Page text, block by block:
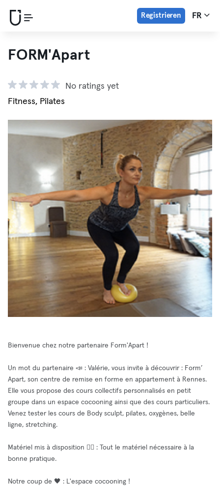
Registrieren FR
FORM'Apart
No ratings yet
Fitness, Pilates
Bienvenue chez notre partenaire Form'Apart !
Un mot du partenaire 📣 : Valérie, vous invite à découvrir : Form’
Apart, son centre de remise en forme en appartement à Rennes.
Elle vous propose des cours collectifs personnalisés en petit
groupe dans un espace cocooning ainsi que des cours particuliers.
Venez tester les cours de Body sculpt, pilates, oxygènes, belle
ligne, stretching.
Matériel mis à disposition 🧘‍♂️ : Tout le matériel nécessaire à la
bonne pratique.
Notre coup de 🖤 : L'espace cocooning !